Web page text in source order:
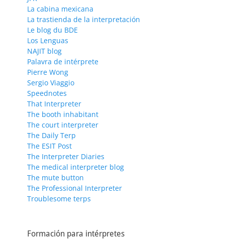
La cabina mexicana
La trastienda de la interpretación
Le blog du BDE
Los Lenguas
NAJIT blog
Palavra de intérprete
Pierre Wong
Sergio Viaggio
Speednotes
That Interpreter
The booth inhabitant
The court interpreter
The Daily Terp
The ESIT Post
The Interpreter Diaries
The medical interpreter blog
The mute button
The Professional Interpreter
Troublesome terps
Formación para intérpretes